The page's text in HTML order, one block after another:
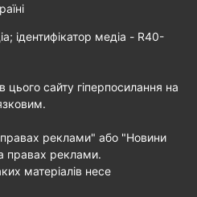
ідентифікатор медіа - R40-
цього сайту гіперпосилання на
реклами" або "Новини
правах реклами.
матеріалів несе